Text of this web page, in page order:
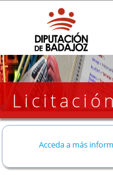
Licitación
Acceda a más